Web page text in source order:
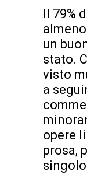
Il 79%
un
stato.
visto
a
opere
prosa,